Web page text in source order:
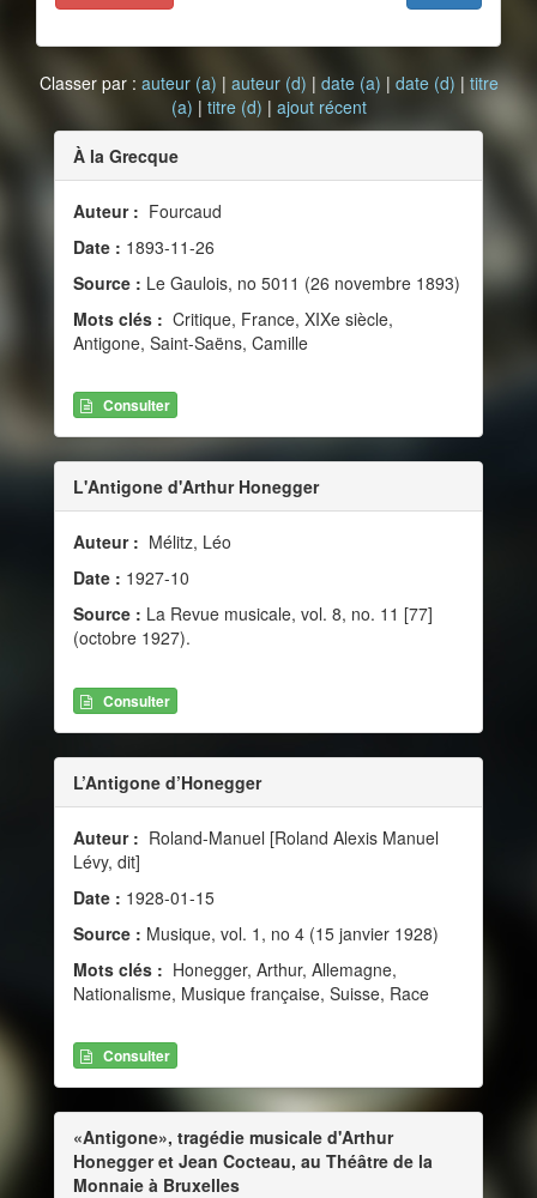
Classer par : auteur (a) | auteur (d) | date (a) | date (d) | titre
(a) | titre (d) | ajout récent
À la Grecque
Auteur : Fourcaud
Date : 1893-11-26
Source : Le Gaulois, no 5011 (26 novembre 1893)
Mots clés : Critique, France, XIXe siècle,
Antigone, Saint-Saëns, Camille
Consulter
L'Antigone d'Arthur Honegger
Auteur : Mélitz, Léo
Date : 1927-10
Source : La Revue musicale, vol. 8, no. 11 [77]
(octobre 1927).
Consulter
L’Antigone d’Honegger
Auteur : Roland-Manuel [Roland Alexis Manuel
Lévy, dit]
Date : 1928-01-15
Source : Musique, vol. 1, no 4 (15 janvier 1928)
Mots clés : Honegger, Arthur, Allemagne,
Nationalisme, Musique française, Suisse, Race
Consulter
«Antigone», tragédie musicale d'Arthur
Honegger et Jean Cocteau, au Théâtre de la
Monnaie à Bruxelles